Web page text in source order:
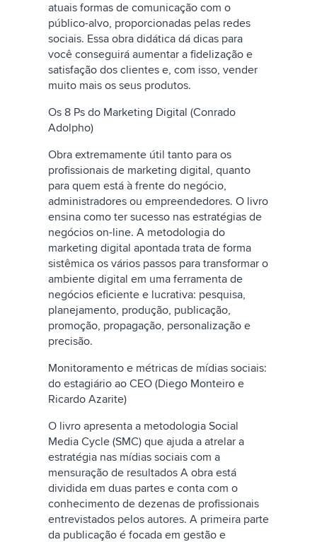
atuais formas de comunicação com o
público-alvo, proporcionadas pelas redes
sociais. Essa obra didática dá dicas para
você conseguirá aumentar a fidelização e
satisfação dos clientes e, com isso, vender
muito mais os seus produtos.
Os 8 Ps do Marketing Digital (Conrado
Adolpho)
Obra extremamente útil tanto para os
profissionais de marketing digital, quanto
para quem está à frente do negócio,
administradores ou empreendedores. O livro
ensina como ter sucesso nas estratégias de
negócios on-line. A metodologia do
marketing digital apontada trata de forma
sistêmica os vários passos para transformar o
ambiente digital em uma ferramenta de
negócios eficiente e lucrativa: pesquisa,
planejamento, produção, publicação,
promoção, propagação, personalização e
precisão.
Monitoramento e métricas de mídias sociais:
do estagiário ao CEO (Diego Monteiro e
Ricardo Azarite)
O livro apresenta a metodologia Social
Media Cycle (SMC) que ajuda a atrelar a
estratégia nas mídias sociais com a
mensuração de resultados A obra está
dividida em duas partes e conta com o
conhecimento de dezenas de profissionais
entrevistados pelos autores. A primeira parte
da publicação é focada em gestão e